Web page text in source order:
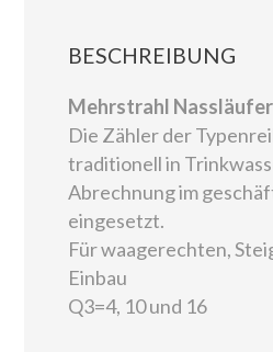
BESCHREIBUNG
Mehrstrahl
Die Zähler der
traditionell in
Abrechnung im
eingesetzt.
Für waagerechten,
Einbau
Q3=4, 10 und 16